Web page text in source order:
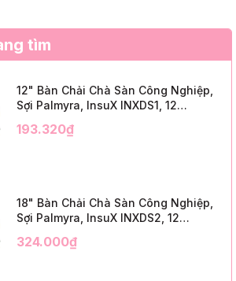
tìm
12" Bàn Chải Chà Sàn Công Nghiệp,
Sợi Palmyra, InsuX INXDS1, 12
Trim)
193.320₫
18" Bàn Chải Chà Sàn Công Nghiệp,
Sợi Palmyra, InsuX INXDS2, 12
Trim)
324.000₫